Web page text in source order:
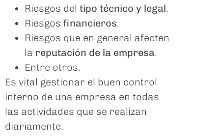
Riesgos del tipo técnico y legal.
Riesgos financieros.
Riesgos que en general afecten
la reputación de la empresa.
Entre otros.
Es vital gestionar el buen control
interno de una empresa en todas
las actividades que se realizan
diariamente.